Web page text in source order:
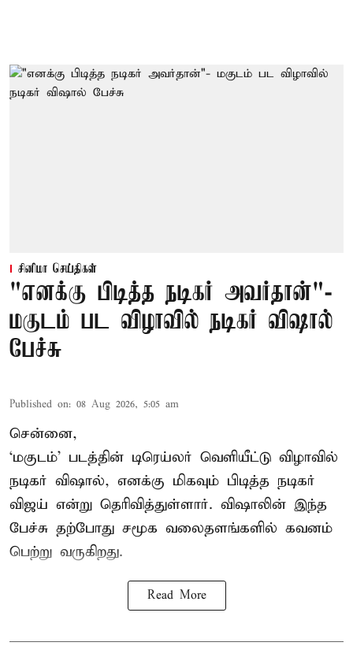
சினிமா செய்திகள்
"எனக்கு பிடித்த நடிகர் அவர்தான்"-
மகுடம் பட விழாவில் நடிகர் விஷால்
பேச்சு
Published on: 08 Aug 2026, 5:05 am
சென்னை,
‘மகுடம்’ படத்தின் டிரெய்லர் வெளியீட்டு விழாவில்
நடிகர் விஷால், எனக்கு மிகவும் பிடித்த நடிகர்
விஜய் என்று தெரிவித்துள்ளார். விஷாலின் இந்த
பேச்சு தற்போது சமூக வலைதளங்களில் கவனம்
பெற்று வருகிறது.
Read More